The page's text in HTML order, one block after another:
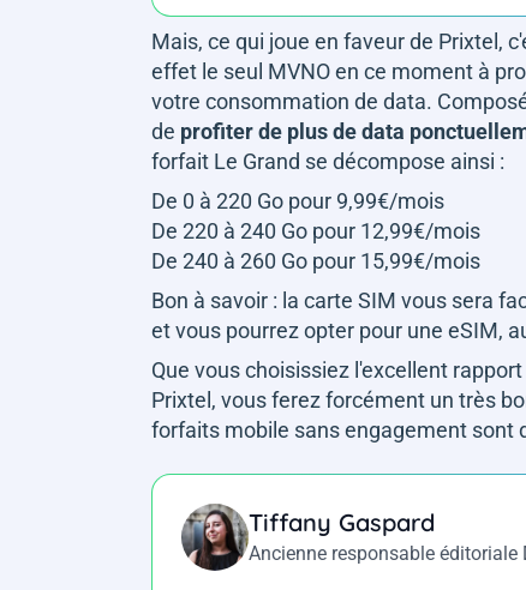
Mais, ce qui joue en faveur de Prixtel,
effet le seul MVNO en ce moment à
votre consommation de data.
de profiter de plus de data
forfait Le Grand se décompose ainsi :
De 0 à 220 Go pour 9,99€/mois
De 220 à 240 Go pour 12,99€/mois
De 240 à 260 Go pour 15,99€/mois
Bon à savoir : la carte SIM vous sera
et vous pourrez opter pour une eSIM,
Que vous choisissiez l'excellent
Prixtel, vous ferez forcément un très
forfaits mobile sans engagement sont
Tiffany Gaspard
Ancienne responsable éditoriale